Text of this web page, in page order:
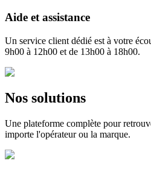
Aide et assistance
Un service client dédié est à votre
9h00 à 12h00 et de 13h00 à 18h00.
Nos solutions
Une plateforme complète pour
importe l'opérateur ou la marque.